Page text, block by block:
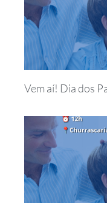
Vem aí! Dia dos